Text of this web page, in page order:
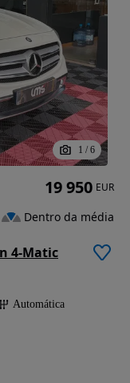
1 / 6
4-Matic
Automática
19 950 EUR
Dentro da média